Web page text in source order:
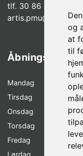
og
at
til
tlf. 30 86 99 08
a
Åbningstider
Mandag
Tirsdag
Onsdag
Torsdag
Fredag
Lørdag